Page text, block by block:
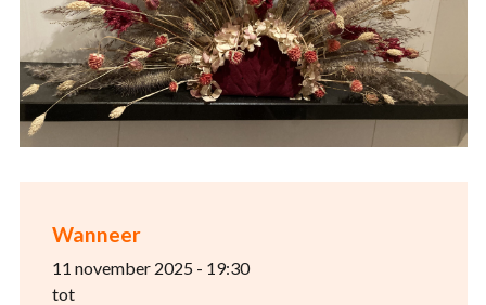
Wanneer
11 november 2025 - 19:30
tot